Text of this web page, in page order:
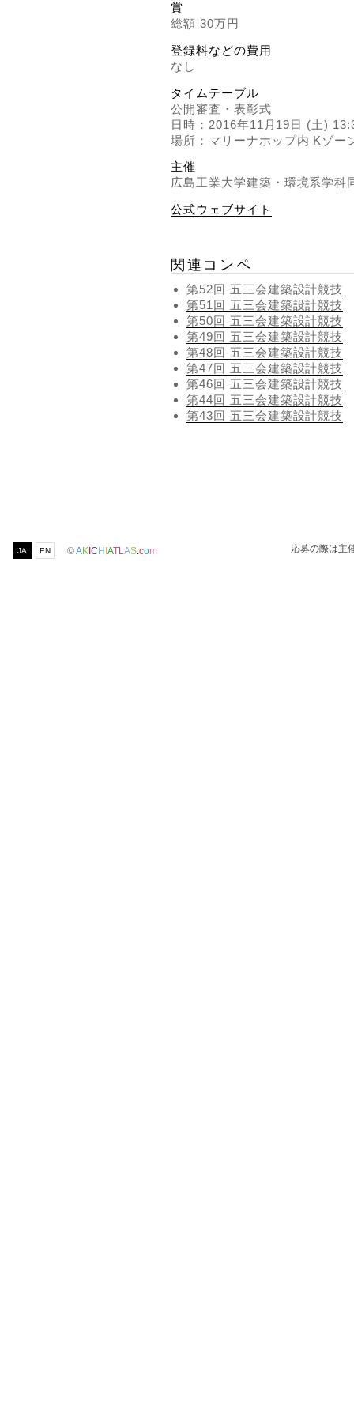
賞
総額 30万円
登録料などの費用
なし
タイムテーブル
公開審査・表彰式
日時：2016年11月19日 (土)
場所：マリーナホップ内 Kゾ
主催
広島工業大学建築・環境系学科
公式ウェブサイト
関連コンペ
第52回 五三会建築設計競技
第51回 五三会建築設計競技
第50回 五三会建築設計競技
第49回 五三会建築設計競技
第48回 五三会建築設計競技
第47回 五三会建築設計競技
第46回 五三会建築設計競技
第44回 五三会建築設計競技
第43回 五三会建築設計競技
JA EN ©AKICHIATL AS com 応募の際は主